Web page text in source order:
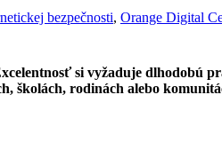
bezpečnosti, Orange Digital
si vyžaduje dlhodobú
školách, rodinách alebo